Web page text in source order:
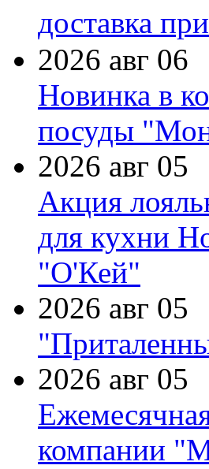
доставка
2026 авг 06
Новинка в
посуды
2026 авг 05
Акция
для кухни
"О'Кей"
2026 авг 05
2026 авг 05
компании